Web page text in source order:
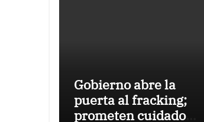
Gobierno abre la
puerta al fracking;
prometen cuidado